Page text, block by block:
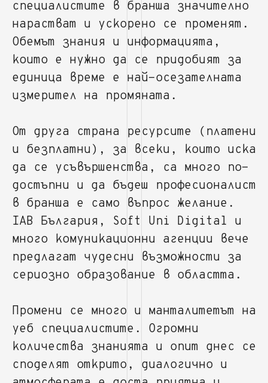
специалистите в бранша значително
нарастват и ускорено се променят.
Обемът знания и информацията,
които е нужно да се придобият за
единица време е най-осезателната
измерител на промяната.
От друга страна ресурсите (платени
и безплатни), за всеки, които иска
да се усъвършенства, са много по-
достъпни и да бъдеш професионалист
в бранша е само въпрос желание.
IAB България, Soft Uni Digital и
много комуникационни агенции вече
предлагат чудесни възможности за
сериозно образование в областта.
Промени се много и манталитетът на
уеб специалистите. Огромни
количества знанията и опит днес се
споделят открито, диалогично и